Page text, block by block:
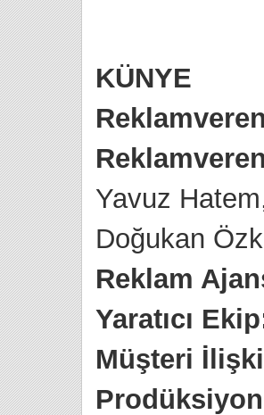
KÜNYE
Yavuz
Doğukan
Reklam
Yaratıcı
Müşteri